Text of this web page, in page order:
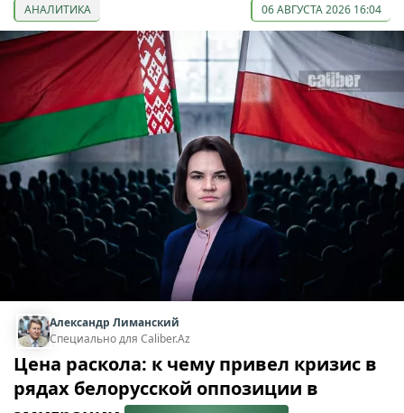
АНАЛИТИКА 06 АВГУСТА 2026 16:04
Александр Лиманский
Специально для Caliber.Az
Цена раскола: к чему привел кризис в
рядах белорусской оппозиции в